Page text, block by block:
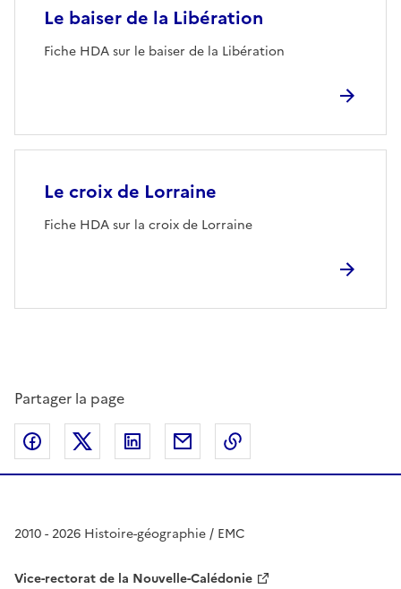
Le baiser de la Libération
Fiche HDA sur le baiser de la Libération
Le croix de Lorraine
Fiche HDA sur la croix de Lorraine
Partager la page
Partager sur Facebook
Partager sur Twitter
Partager sur LinkedIn
Partager par email
2010 - 2026 Histoire-géographie / EMC
Vice-rectorat de la Nouvelle-Calédonie